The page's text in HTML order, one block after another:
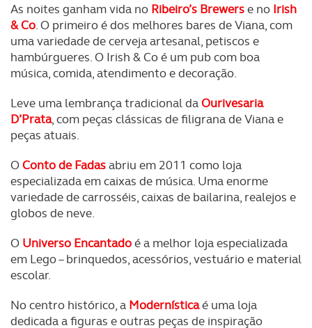
As noites ganham vida no Ribeiro’s Brewerse no Irish
& Co. O primeiro é dos melhores bares de Viana, com
uma variedade de cerveja artesanal, petiscos e
hambúrgueres. O Irish & Co é um pub com boa
música, comida, atendimento e decoração.
Leve uma lembrança tradicional daOurivesaria
D’Prata, com peças clássicas de filigrana de Viana e
peças atuais.
OConto de Fadasabriu em 2011 como loja
especializada em caixas de música. Uma enorme
variedade de carrosséis, caixas de bailarina, realejos e
globos de neve.
O Universo Encantadoé a melhor loja especializada
em Lego – brinquedos, acessórios, vestuário e material
escolar.
No centro histórico, a Modernísticaé uma loja
dedicada a figuras e outras peças de inspiração